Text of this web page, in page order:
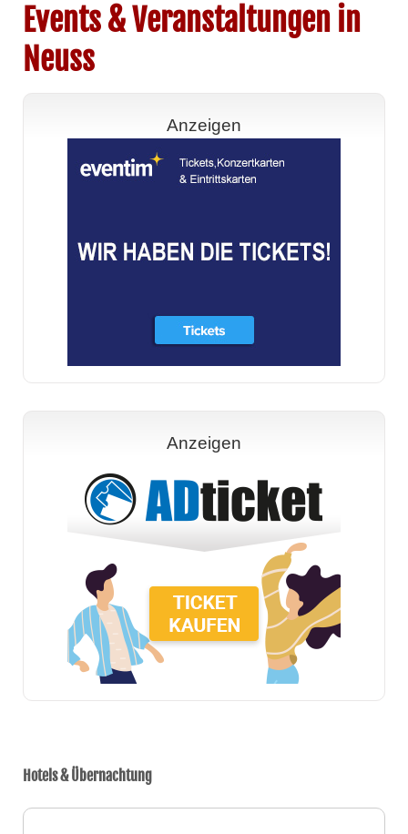
Events & Veranstaltungen in
Neuss
Anzeigen
Anzeigen
Hotels & Übernachtung